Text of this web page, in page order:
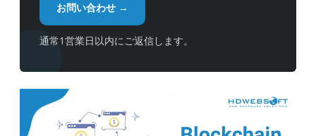
お問い合わせ →
通常1営業日以内にご返信します。